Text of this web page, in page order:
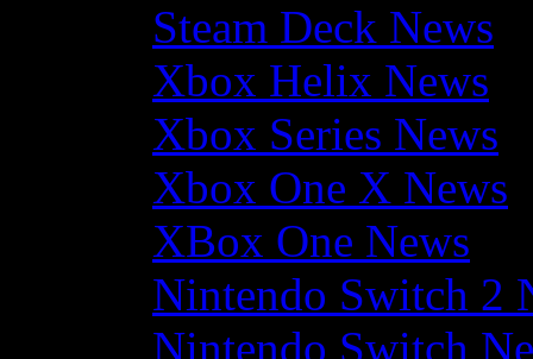
Steam Deck News
Xbox Helix News
Xbox Series News
Xbox One X News
XBox One News
Nintendo Switch 2
Nintendo Switch